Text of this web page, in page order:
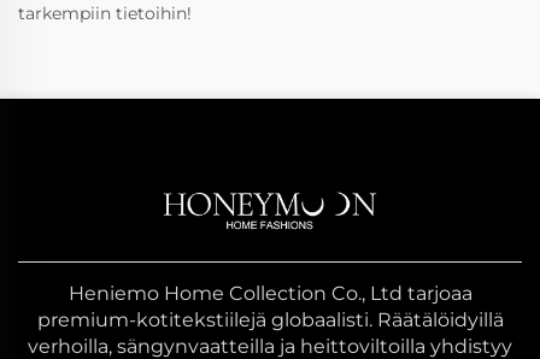
tarkempiin tietoihin!
Heniemo Home Collection Co., Ltd tarjoaa
premium-kotitekstiilejä globaalisti. Räätälöidyillä
verhoilla, sängynvaatteilla ja heittoviltoilla yhdistyy